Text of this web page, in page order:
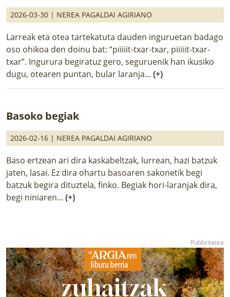
2026-03-30 | NEREA PAGALDAI AGIRIANO
Larreak eta otea tartekatuta dauden inguruetan badago
oso ohikoa den doinu bat: “piiiiit-txar-txar, piiiiit-txar-
txar”. Ingurura begiratuz gero, seguruenik han ikusiko
dugu, otearen puntan, bular laranja... (+)
Basoko begiak
2026-02-16 | NEREA PAGALDAI AGIRIANO
Baso ertzean ari dira kaskabeltzak, lurrean, hazi batzuk
jaten, lasai. Ez dira ohartu basoaren sakonetik begi
batzuk begira dituztela, finko. Begiak hori-laranjak dira,
begi niniaren... (+)